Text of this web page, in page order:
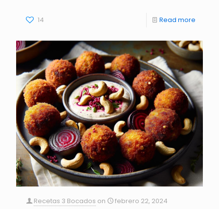
14 Read more
Recetas 3 Bocados on
febrero 22, 2024